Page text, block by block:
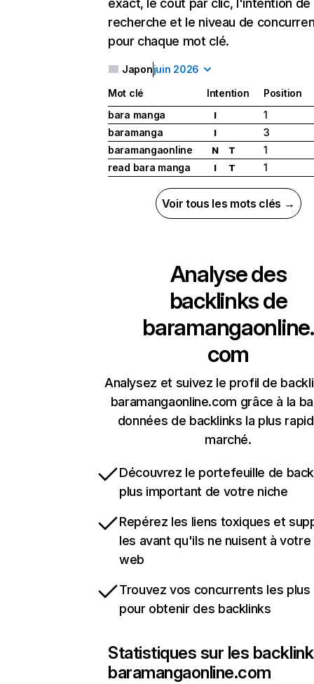
exact, le coût par clic, l'intention de
recherche et le niveau de
pour chaque mot clé.
Japonjuin 2026
Mot clé Intention
Position
bara manga
I
1
baramanga
I
3
baramangaonline
N T
1
read bara manga
I T 1
Voir tous les mots clés →
Analyse des
backlinks de
baramangaonline.
com
Analysez et suivez le profil de
baramangaonline.com grâce à la
données de backlinks la plus
marché.
Découvrez le portefeuille de
plus important de votre niche
Repérez les liens toxiques et
les avant qu'ils ne nuisent à
web
Trouvez vos concurrents les
pour obtenir des backlinks
Statistiques sur les
baramangaonline.com